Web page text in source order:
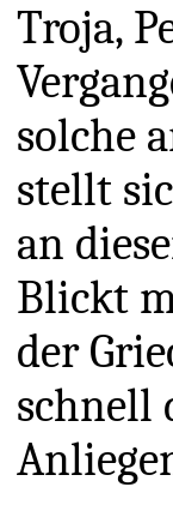
Troja,
solche
stellt
an
Blickt
der
schnell